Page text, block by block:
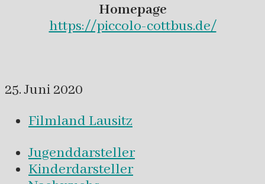
Homepage
https://piccolo-cottbus.de/
25. Juni 2020
Filmland Lausitz
Jugenddarsteller
Kinderdarsteller